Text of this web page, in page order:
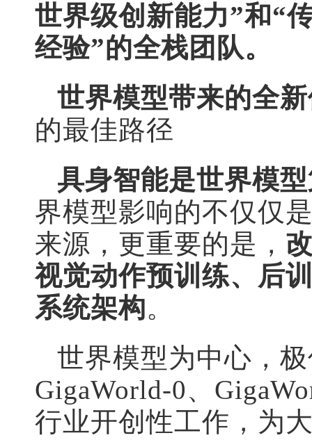
世界级创新能力”和“
经验”的全栈团队。
世界模型带来的全
的最佳路径
具身智能是世界模
界模型影响的不仅仅
来源，更重要的是，
视觉动作预训练、后
系统架构。
世界模型为中心，
GigaWorld-0、
行业开创性工作，为